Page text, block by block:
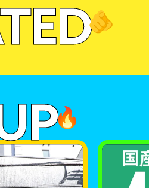
🫵
🔥